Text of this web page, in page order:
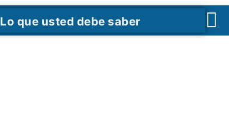
Lo que usted debe saber